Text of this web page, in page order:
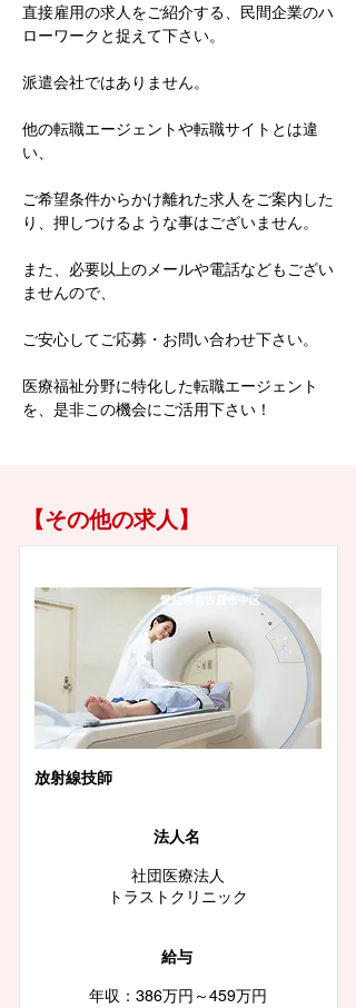
直接雇用の求人をご紹介する、民間企業のハ
ローワークと捉えて下さい。
派遣会社ではありません。
他の転職エージェントや転職サイトとは違
い、
ご希望条件からかけ離れた求人をご案内した
り、押しつけるような事はございません。
また、必要以上のメールや電話などもござい
ませんので、
ご安心してご応募・お問い合わせ下さい。
医療福祉分野に特化した転職エージェント
を、是非この機会にご活用下さい！
【その他の求人】
愛知県名古屋市中区
放射線技師
法人名
社団医療法人
トラストクリニック
給与
年収：386万円～459万円